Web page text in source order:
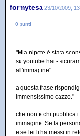
formytesa 23/10/2009,
0 punti
"Mia nipote è stata
su youtube hai -
all'immagine"
a questa frase
immensissimo cazzo."
che non è chi pubblica
immagine. Se la
e se lei li ha messi in